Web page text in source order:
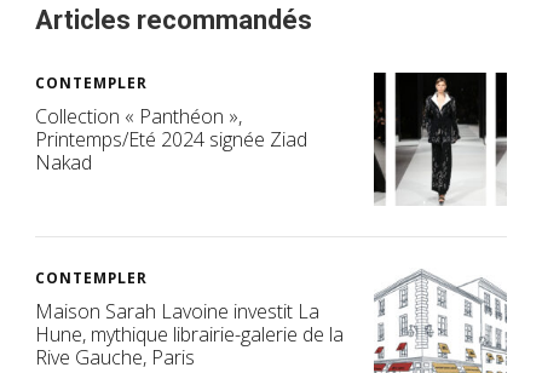
Articles recommandés
CONTEMPLER
Collection « Panthéon »,
Printemps/Eté 2024 signée Ziad
Nakad
CONTEMPLER
Maison Sarah Lavoine investit La
Hune, mythique librairie-galerie de la
Rive Gauche, Paris